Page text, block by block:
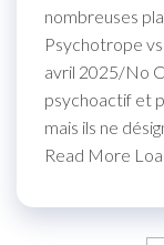
nombreuses
Psychotrope
avril 2025/No
psychoactif et
mais ils ne
Read More